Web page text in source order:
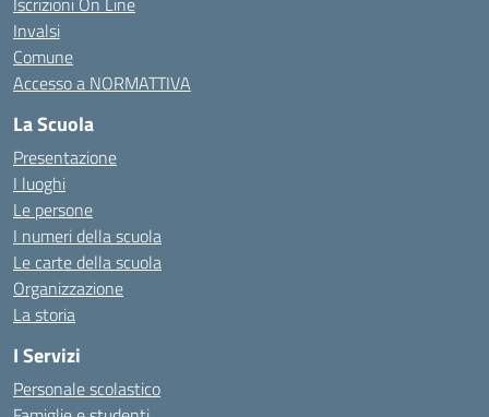
Invalsi
Comune
Accesso a NORMATTIVA
La Scuola
Presentazione
I luoghi
Le persone
I numeri della scuola
Le carte della scuola
Organizzazione
La storia
I Servizi
Personale scolastico